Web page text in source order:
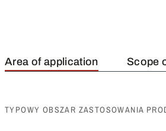
Area of application Scope
TYPOWY OBSZAR ZASTOSOWANIA